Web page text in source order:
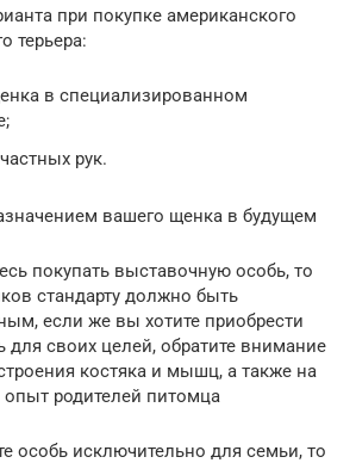
при покупке американского
терьера:
в специализированном
рук.
вашего щенка в будущем
покупать выставочную особь, то
стандарту должно быть
если же вы хотите приобрести
для своих целей, обратите внимание
костяка и мышц, а также на
родителей питомца
особь исключительно для семьи, то